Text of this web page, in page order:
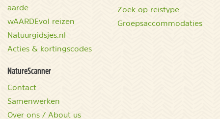
aarde
wAARDEvol reizen
Natuurgidsjes.nl
Acties & kortingscodes
Zoek op reistype
Groepsaccommodaties
NatureScanner
Contact
Samenwerken
Over ons / About us